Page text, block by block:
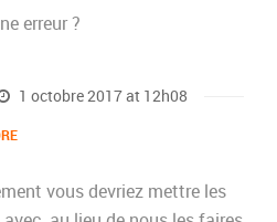
erreur ?
1 octobre 2017 at 12h08
vous devriez mettre les